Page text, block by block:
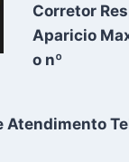
Corretor
Aparicio
o nº
Atendimento